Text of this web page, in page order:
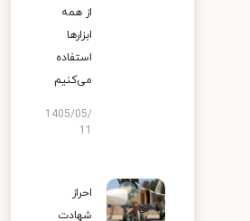
از همه
ابزارها
استفاده
می‌کنیم
1405/05/
احراز
شهادت